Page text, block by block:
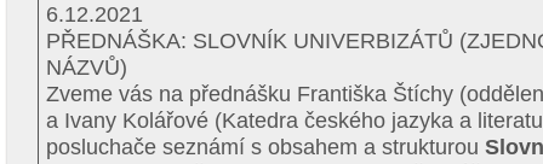
6.12.2021
PŘEDNÁŠKA: SLOVNÍK UNIVERBIZÁTŮ
NÁZVŮ)
Zveme vás na přednášku Františka Štíchy
a Ivany Kolářové (Katedra českého jazyka a
posluchače seznámí s obsahem a strukturou